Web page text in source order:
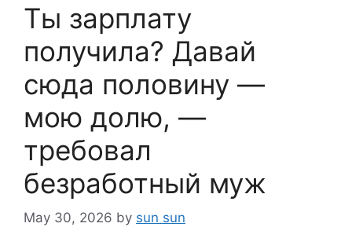
Ты зарплату
получила? Давай
сюда половину —
мою долю, —
требовал
безработный муж
May 30, 2026 by sun sun